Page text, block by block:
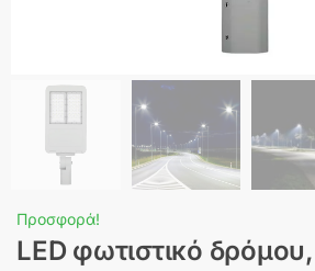
Προσφορά!
LED φωτιστικό